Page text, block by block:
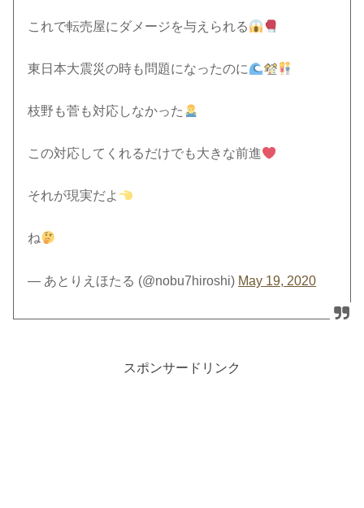
これで転売屋にダメージを与えられる
東日本大震災の時も問題になったのに
枝野も菅も対応しなかった
この対応してくれるだけでも大きな前進
それが現実だよ
ね
— あとりえほたる (@nobu7hiroshi) May 19, 2020
スポンサードリンク